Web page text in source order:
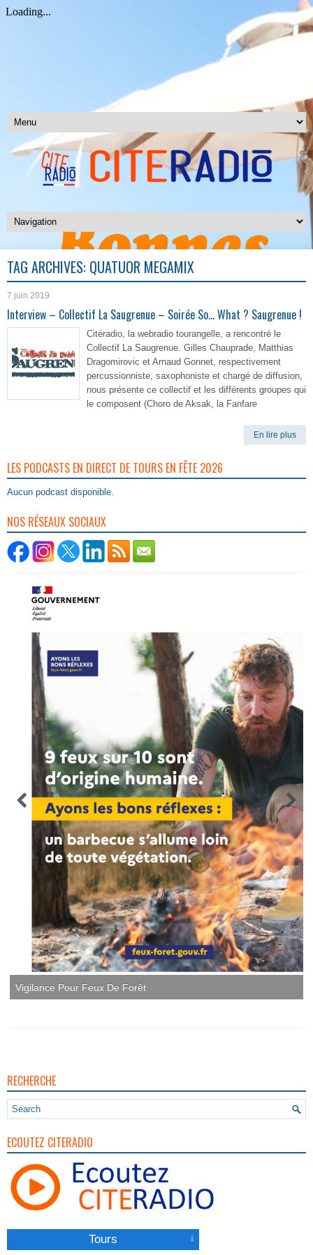
TAG ARCHIVES: QUATUOR MEGAMIX
7 juin 2019
Interview – Collectif La Saugrenue – Soirée So… What ? Saugrenue !
Citéradio, la webradio tourangelle, a rencontré le
Collectif La Saugrenue. Gilles Chauprade, Matthias
Dragomirovic et Arnaud Gonnet, respectivement
percussionniste, saxophoniste et chargé de diffusion,
nous présente ce collectif et les différents groupes qui
le composent (Choro de Aksak, la Fanfare
En lire plus
LES PODCASTS EN DIRECT DE TOURS EN FÊTE 2026
Aucun podcast disponible.
NOS RÉSEAUX SOCIAUX
Vigilance Pour Feux De Forêt
RECHERCHE
ECOUTEZ CITERADIO
Tours